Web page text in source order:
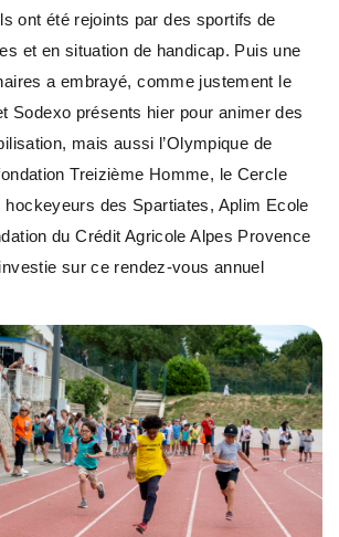
ont été rejoints par des sportifs de
et en situation de handicap. Puis une
a embrayé, comme justement le
Sodexo présents hier pour animer des
mais aussi l’Olympique de
Treizième Homme, le Cercle
des Spartiates, Aplim Ecole
du Crédit Agricole Alpes Provence
sur ce rendez-vous annuel